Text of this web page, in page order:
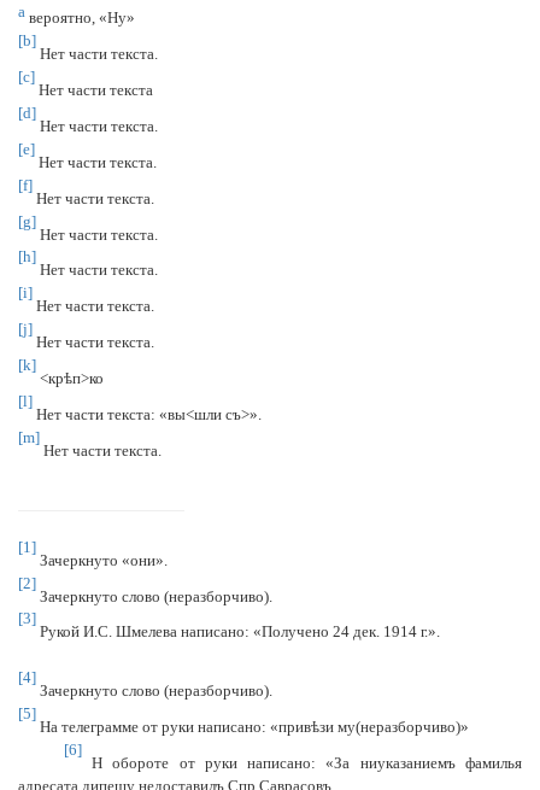
а вероятно, «Ну»
[b]
Нет части текста.
[c]
Нет части текста
[d]
Нет части текста.
[e]
Нет части текста.
[f]
Нет части текста.
[g]
Нет части текста.
[h]
Нет части текста.
[i]
Нет части текста.
[j]
Нет части текста.
[k]
<крѣп>ко
[l]
Нет части текста: «вы<шли съ>».
[m]
Нет части текста.
[1]
Зачеркнуто «они».
[2]
Зачеркнуто слово (неразборчиво).
[3]
Рукой И.С. Шмелева написано: «Получено 24 дек. 1914 г.».
[4]
Зачеркнуто слово (неразборчиво).
[5]
На телеграмме от руки написано: «привѣзи му(неразборчиво)»
[6]
Н обороте от руки написано: «За ниуказаниемъ фамилья
адресата дипешу недоставилъ Спр Саврасовъ